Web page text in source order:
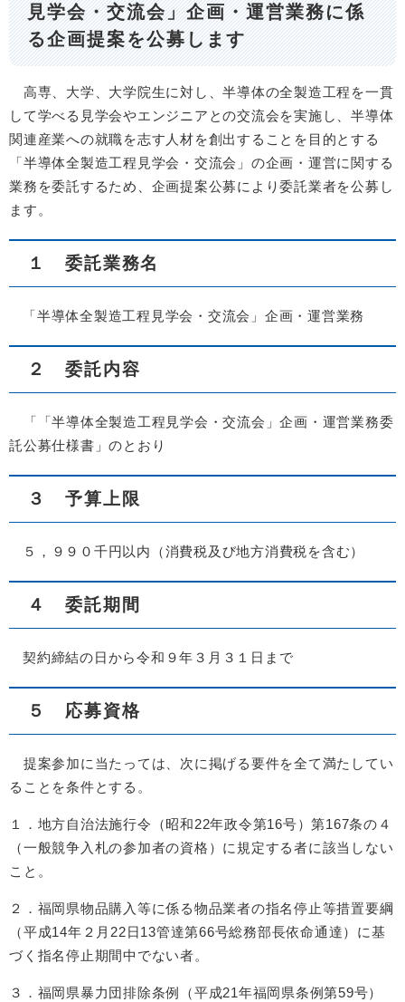
見学会・交流会」企画・運営業務に係
る企画提案を公募します
高専、大学、大学院生に対し、半導体の全製造工程を一貫
して学べる見学会やエンジニアとの交流会を実施し、半導体
関連産業への就職を志す人材を創出することを目的とする
「半導体全製造工程見学会・交流会」の企画・運営に関する
業務を委託するため、企画提案公募により委託業者を公募し
ます。
１ 委託業務名
「半導体全製造工程見学会・交流会」企画・運営業務
２ 委託内容
「「半導体全製造工程見学会・交流会」企画・運営業務委
託公募仕様書」のとおり
３ 予算上限
５，９９０千円以内（消費税及び地方消費税を含む）
４ 委託期間
契約締結の日から令和９年３月３１日まで
５ 応募資格
提案参加に当たっては、次に掲げる要件を全て満たしてい
ることを条件とする。
１．地方自治法施行令（昭和22年政令第16号）第167条の４
（一般競争入札の参加者の資格）に規定する者に該当しない
こと。
２．福岡県物品購入等に係る物品業者の指名停止等措置要綱
（平成14年２月22日13管達第66号総務部長依命通達）に基
づく指名停止期間中でない者。
３．福岡県暴力団排除条例（平成21年福岡県条例第59号）